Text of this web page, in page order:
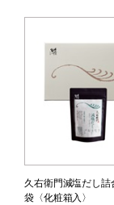
久右衛門減塩だし詰
袋〈化粧箱入〉